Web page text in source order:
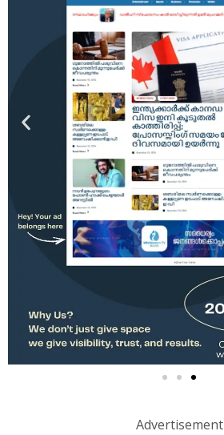
Advertisement